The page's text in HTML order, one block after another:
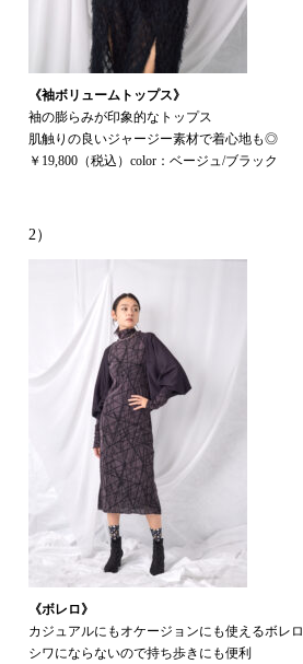
《袖ボリュームトップス》
袖の膨らみが印象的なトップス
肌触りの良いジャージー素材で着心地も◎
￥19,800（税込）color：ベージュ/ブラック
2）
《ボレロ》
カジュアルにもオケージョンにも使えるボレロ
シワにならないので持ち歩きにも便利